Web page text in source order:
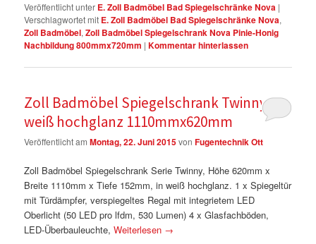
Veröffentlicht unter E. Zoll Badmöbel Bad Spiegelschränke Nova |
Verschlagwortet mit E. Zoll Badmöbel Bad Spiegelschränke Nova,
Zoll Badmöbel,Zoll Badmöbel Spiegelschrank Nova Pinie-Honig
Nachbildung 800mmx720mm |Kommentar hinterlassen
Zoll Badmöbel Spiegelschrank Twinny
weiß hochglanz 1110mmx620mm
Veröffentlicht amMontag, 22. Juni 2015vonFugentechnik Ott
Zoll Badmöbel Spiegelschrank Serie Twinny, Höhe 620mm x
Breite 1110mm x Tiefe 152mm, in weiß hochglanz. 1 x Spiegeltür
mit Türdämpfer, verspiegeltes Regal mit integrietem LED
Oberlicht (50 LED pro lfdm, 530 Lumen) 4 x Glasfachböden,
LED-Überbauleuchte,Weiterlesen →